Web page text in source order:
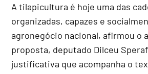
A tilapicultura é hoje uma das
organizadas, capazes e
agronegócio nacional, afirmou o
proposta, deputado Dilceu
justificativa que acompanha o